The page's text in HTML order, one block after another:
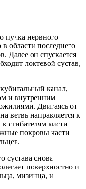
пучка нервного
области последнего
Далее он спускается
локтевой сустав,
канал,
и внутренним
Двигаясь от
ветвь направляется к
сгибателям кисти.
покровы части
сустава снова
поверхностно и
мизинца, и